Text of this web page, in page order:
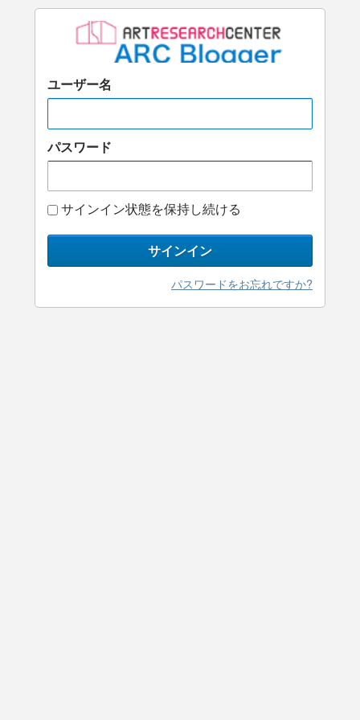
ユーザー名
パスワード
サインイン状態を保持し続ける
サインイン
パスワードをお忘れですか?